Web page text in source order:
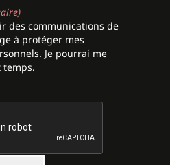
des communications de
à protéger mes
Je pourrai me
temps.